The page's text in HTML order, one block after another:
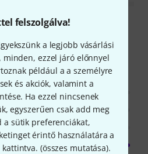
felszolgálva!
a legjobb vásárlási
ezzel járó előnnyel
például a a személyre
és akciók, valamint a
Ha ezzel nincsenek
egyszerűen csak add meg
a sütik preferenciákat,
érintő használatára a
kattintva. (összes mutatása).
Blue 29.10.2020